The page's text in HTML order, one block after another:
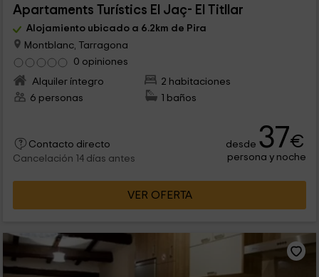
Apartaments Turístics El Jaç- El Titllar
Alojamiento ubicado a 6.2km de Pira
Montblanc, Tarragona
0 opiniones
Alquiler íntegro
2 habitaciones
6 personas
1 baños
Contacto directo
Cancelación 14 días antes
desde 37€
persona y noche
VER OFERTA